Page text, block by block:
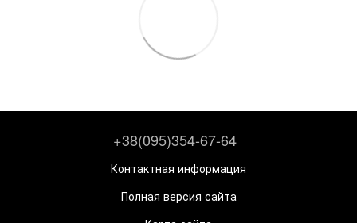
+38(095)354-67-64
Контактная информация
Полная версия сайта